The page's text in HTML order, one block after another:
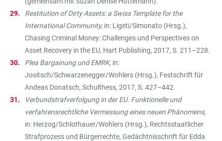
Restitution of Dirty Assets: a Swiss Template for the
International Community, in: Ligeti/Simonato (Hrsg.),
Chasing Criminal Money: Challenges und Perspectives on
Asset Recovery in the EU, Hart Publishing, 2017, S. 211–228.
Plea Bargainung und EMRK, in:
Jositsch/Schwarzenegger/Wohlers (Hrsg.), Festschrift für
Andeas Donatsch, Schulthess, 2017, S. 427–442.
Verbundstrafverfolgung in der EU. Funktionelle und
verfahrensrechtliche Vermessung eines neuen Phänomens,
in: Herzog/Schlothauer/Wohlers (Hrsg.), Rechtsstaatlicher
Strafprozess und Bürgerrechte, Gedächtnisschrift für Edda